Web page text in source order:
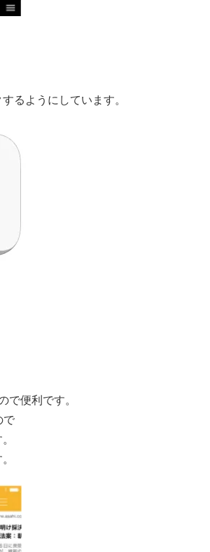
るようにしています。
で便利です。
で